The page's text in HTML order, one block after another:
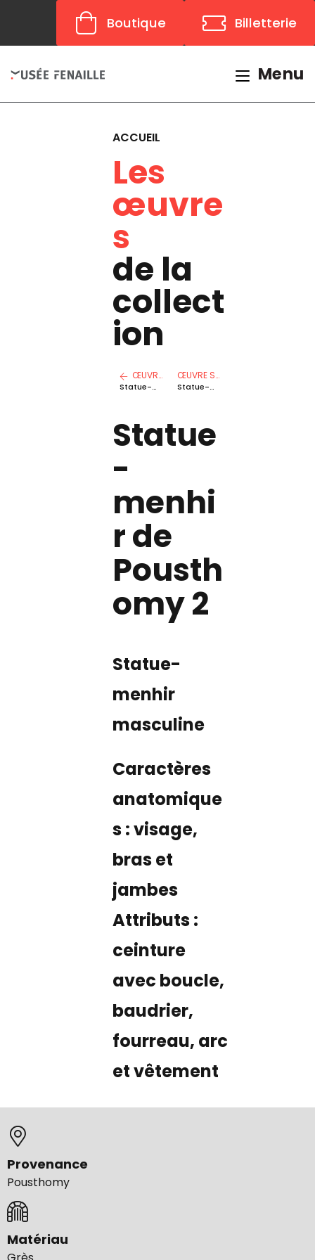
Panneau de gestion des cookies
Boutique Billetterie
Menu
ACCUEIL
Les
œuvre
s
de la
collect
ion
ŒUVRE PRÉCÉDENTE
Statue-menhir de Nicoules
ŒUVRE SUIVANTE
Statue-menhir de Pousthomy 1
Statue
-
menhi
r de
Pousth
omy 2
Statue-
menhir
masculine
Caractères
anatomique
s : visage,
bras et
jambes
Attributs :
ceinture
avec boucle,
baudrier,
fourreau, arc
et vêtement
Provenance
Pousthomy
Matériau